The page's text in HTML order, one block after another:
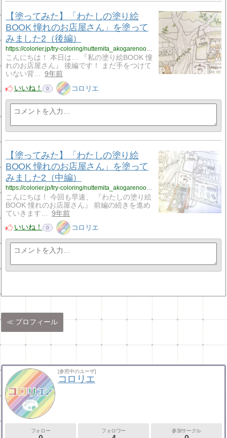
【塗ってみた】「わたしの塗り絵
BOOK 憧れのお店屋さん」を塗って
みました2（後編）
https://colorier.jp/try-coloring/nuttemita_akogarenoomiseyasan_2-2-3
こんにちは！ 本日は… 『私の塗り絵BOOK 憧
れのお店屋さん』 後編です！ まだ手をつけて
いない背…
9年前
いいね！
0 コロリエ
【塗ってみた】「わたしの塗り絵
BOOK 憧れのお店屋さん」を塗って
みました2（中編）
https://colorier.jp/try-coloring/nuttemita_akogarenoomiseyasan_2-2-2
こんにちは！ 今回も早速、 『わたしの塗り絵
BOOK 憧れのお店屋さん』 前編の続きを進め
ていきます…
9年前
いいね！
0 コロリエ
プロフィール
[参照中のユーザ]
コロリエ
フォロー フォロワー 参加サークル